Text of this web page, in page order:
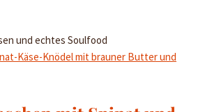
und echtes Soulfood
Käse-Knödel mit brauner Butter und